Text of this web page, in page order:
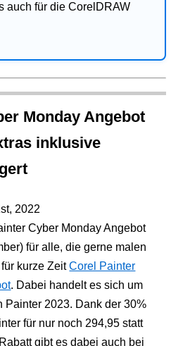
auch für die CorelDRAW
Monday Angebot
inklusive
2022
Cyber Monday Angebot
für alle, die gerne malen
kurze ZeitCorel Painter
. Dabei handelt es sich um
Painter 2023. Dank der 30%
für nur noch 294,95 statt
gibt es dabei auch bei